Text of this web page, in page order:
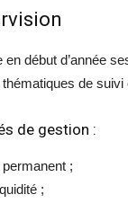
en début d’année
de suivi
de gestion :
;
;